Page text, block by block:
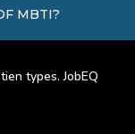
MBTI?
types. JobEQ